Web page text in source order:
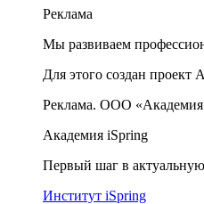
Реклама
Мы развиваем
Для этого создан проект
Реклама. ООО
Академия iSpring
Первый шаг в
Институт iSpring